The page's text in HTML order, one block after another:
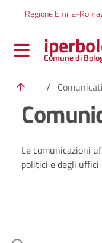
Regione Emilia-
Comune di
/
Le comunicazioni
politici e degli uffici